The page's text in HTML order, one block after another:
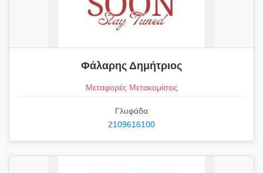
Φάλαρης Δημήτριος
Μεταφορές Μετακομίσεις
Γλυφάδα
2109616100